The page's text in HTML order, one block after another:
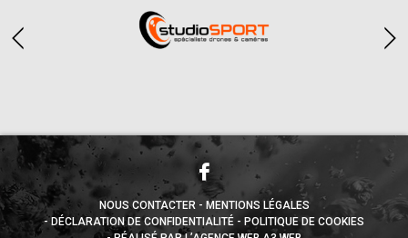
NOUS CONTACTER
MENTIONS LÉGALES
DÉCLARATION DE CONFIDENTIALITÉ
POLITIQUE DE COOKIES